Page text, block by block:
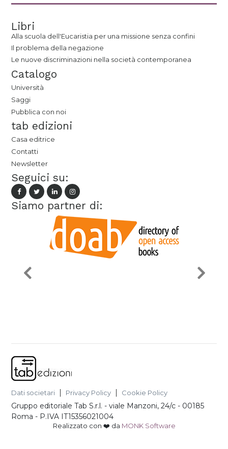
Libri
Alla scuola dell'Eucaristia per una missione senza confini
Il problema della negazione
Le nuove discriminazioni nella società contemporanea
Catalogo
Università
Saggi
Pubblica con noi
tab edizioni
Casa editrice
Contatti
Newsletter
Seguici su:
Siamo partner di:
Dati societari Privacy Policy Cookie Policy
Gruppo editoriale Tab S.r.l. -viale Manzoni, 24/c - 00185
Roma - P.IVA IT15356021004
Realizzato con ❤️ da MONK Software